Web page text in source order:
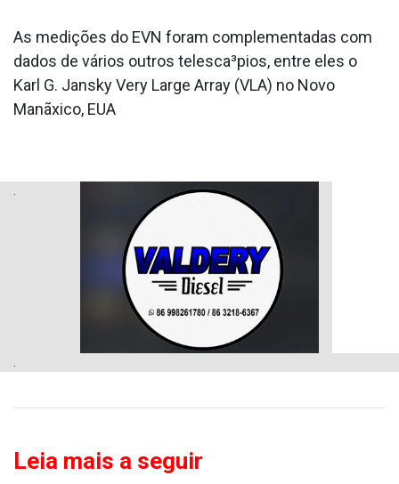
As medições do EVN foram complementadas com
dados de vários outros telesca³pios, entre eles o
Karl G. Jansky Very Large Array (VLA) no Novo
Manãxico, EUA
.
Leia mais a seguir